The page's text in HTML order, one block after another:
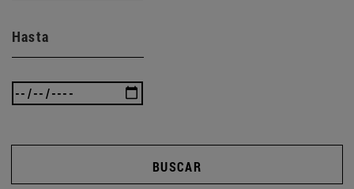
Hasta
BUSCAR